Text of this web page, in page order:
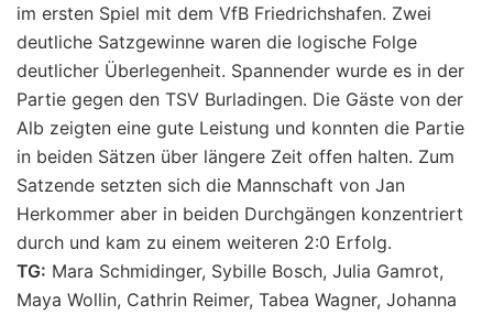
im ersten Spiel mit dem VfB Friedrichshafen. Zwei
deutliche Satzgewinne waren die logische Folge
deutlicher Überlegenheit. Spannender wurde es in der
Partie gegen den TSV Burladingen. Die Gäste von der
Alb zeigten eine gute Leistung und konnten die Partie
in beiden Sätzen über längere Zeit offen halten. Zum
Satzende setzten sich die Mannschaft von Jan
Herkommer aber in beiden Durchgängen konzentriert
durch und kam zu einem weiteren 2:0 Erfolg.
TG: Mara Schmidinger, Sybille Bosch, Julia Gamrot,
Maya Wollin, Cathrin Reimer, Tabea Wagner, Johanna